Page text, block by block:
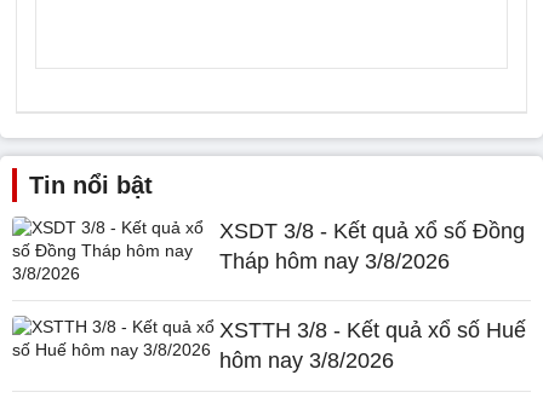
Tin nổi bật
XSDT 3/8 - Kết quả xổ số Đồng
Tháp hôm nay 3/8/2026
XSTTH 3/8 - Kết quả xổ số Huế
hôm nay 3/8/2026